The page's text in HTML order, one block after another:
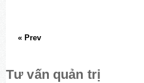
« Prev
Tư vấn quản trị